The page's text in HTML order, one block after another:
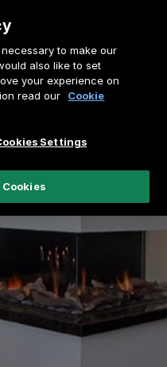
to make our
also like to set
your experience on
read our
Cookie
Settings